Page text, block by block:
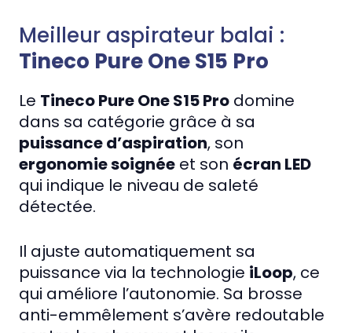
Meilleur aspirateur balai :
Tineco Pure One S15 Pro
Le Tineco Pure One S15 Pro domine
dans sa catégorie grâce à sa
puissance d’aspiration, son
ergonomie soignée et son écran LED
qui indique le niveau de saleté
détectée.
Il ajuste automatiquement sa
puissance via la technologie iLoop, ce
qui améliore l’autonomie. Sa brosse
anti-emmêlement s’avère redoutable